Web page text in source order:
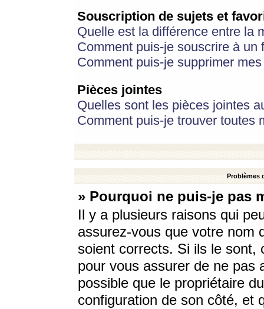
Souscription de sujets et
Quelle est la différence entre la
Comment puis-je souscrire à
Comment puis-je supprimer
Pièces jointes
Quelles sont les pièces jointes
Comment puis-je trouver toutes
Problèmes
» Pourquoi ne puis-je pas
Il y a plusieurs raisons qui
assurez-vous que votre nom
soient corrects. Si ils le sont,
pour vous assurer de ne pas
possible que le propriétaire
configuration de son côté, et